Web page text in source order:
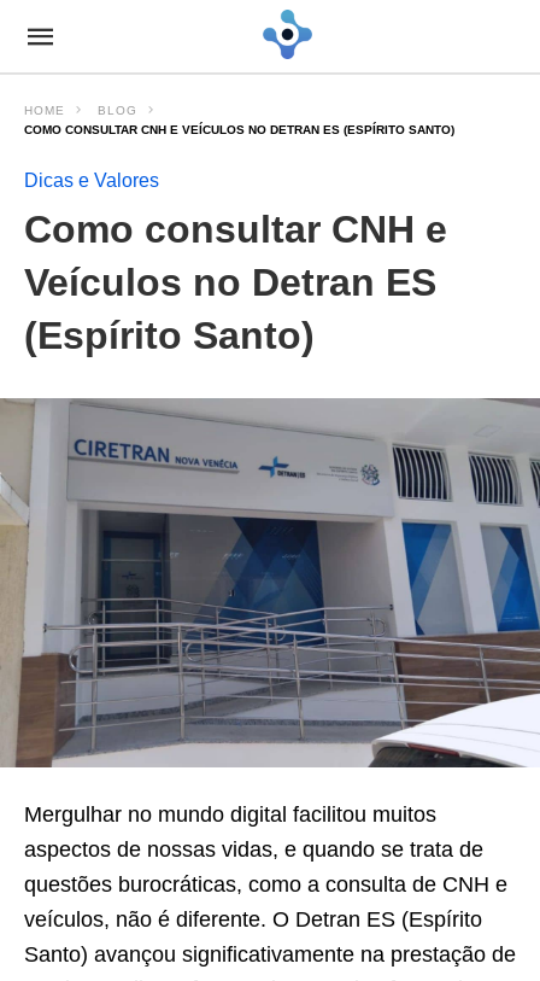
HOME
BLOG
COMO CONSULTAR CNH E VEÍCULOS NO DETRAN ES (ESPÍRITO SANTO)
Dicas e Valores
Como consultar CNH e
Veículos no Detran ES
(Espírito Santo)
Mergulhar no mundo digital facilitou muitos
aspectos de nossas vidas, e quando se trata de
questões burocráticas, como a consulta de CNH e
veículos, não é diferente. O Detran ES (Espírito
Santo) avançou significativamente na prestação de